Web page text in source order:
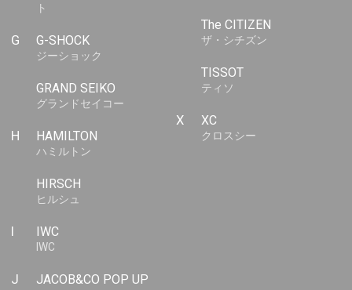
ト
G G-SHOCK
ジーショック
GRAND SEIKO
グランドセイコー
H HAMILTON
ハミルトン
HIRSCH
ヒルシュ
IWC
IWC
J
JACOB&CO POP UP
The CITIZEN
ザ・シチズン
TISSOT
ティソ
X XC
クロスシー